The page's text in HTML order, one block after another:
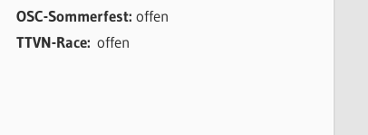
OSC-Sommerfest: offen
TTVN-Race: offen